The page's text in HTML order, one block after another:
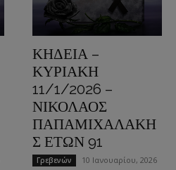
ΚΗΔΕΙΑ –
ΚΥΡΙΑΚΗ
11/1/2026 –
ΝΙΚΟΛΑΟΣ
ΠΑΠΑΜΙΧΑΛΑΚΗ
Σ ΕΤΩΝ 91
Γρεβενών 10 Ιανουαρίου, 2026